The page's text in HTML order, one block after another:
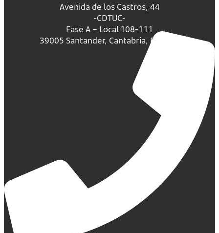
Avenida de los Castros, 44
-CDTUC-
Fase A – Local 108-111
39005 Santander, Cantabria, España.